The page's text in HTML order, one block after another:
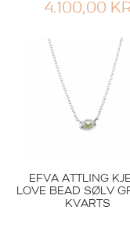
EFVA ATTLING
FOREVER &
GULL
19.900,00
4.100,00
EFVA ATTLING
LOVE BEAD SØLV
KVARTS